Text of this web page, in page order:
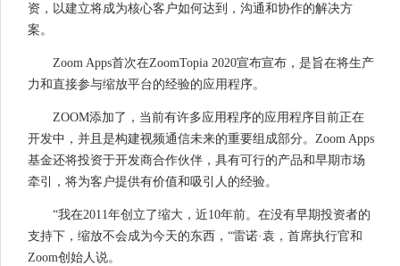
资，以建立将成为核心客户如何达到，沟通和协作的解决方
案。
Zoom Apps首次在ZoomTopia 2020宣布宣布，是旨在将生产
力和直接参与缩放平台的经验的应用程序。
ZOOM添加了，当前有许多应用程序的应用程序目前正在
开发中，并且是构建视频通信未来的重要组成部分。Zoom Apps
基金还将投资于开发商合作伙伴，具有可行的产品和早期市场
牵引，将为客户提供有价值和吸引人的经验。
“我在2011年创立了缩大，近10年前。在没有早期投资者的
支持下，缩放不会成为今天的东西，“雷诺·袁，首席执行官和
Zoom创始人说。